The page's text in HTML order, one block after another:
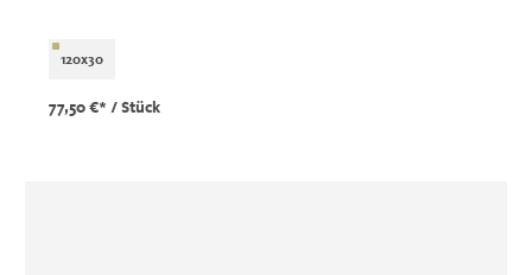
120x30
77,50 €* / Stück